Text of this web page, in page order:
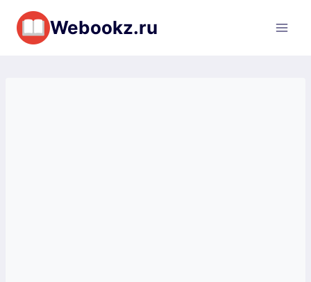
Перейти
содержимому
Webookz.ru